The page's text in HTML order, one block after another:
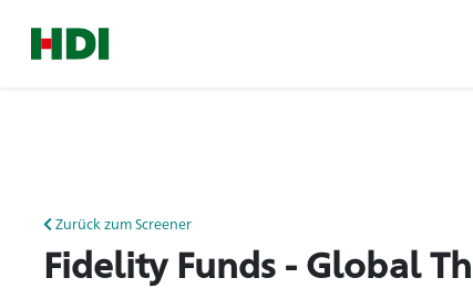
Zurück zum Screener
Fidelity Funds - Global